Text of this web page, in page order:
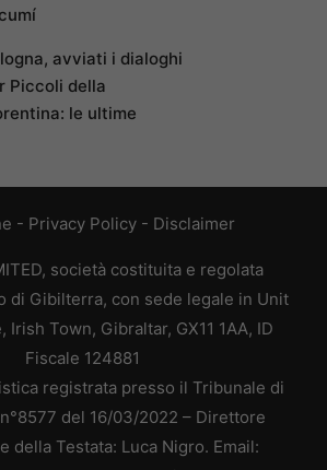
avviati i dialoghi
Piccoli della
le ultime
- Privacy Policy- Disclaimer
società costituita e regolata
di Gibilterra, con sede legale in Unit
Irish Town, Gibraltar, GX11 1AA, ID
Fiscale 124881
registrata presso il Tribunale di
del 16/03/2022 – Direttore
della Testata: Luca Nigro. Email: